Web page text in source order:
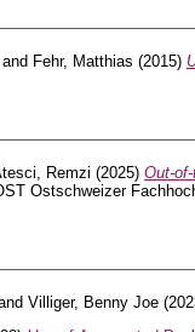
and Fehr, Matthias (2015)
Remzi (2025) Out-
Ostschweizer
Villiger, Benny Joe